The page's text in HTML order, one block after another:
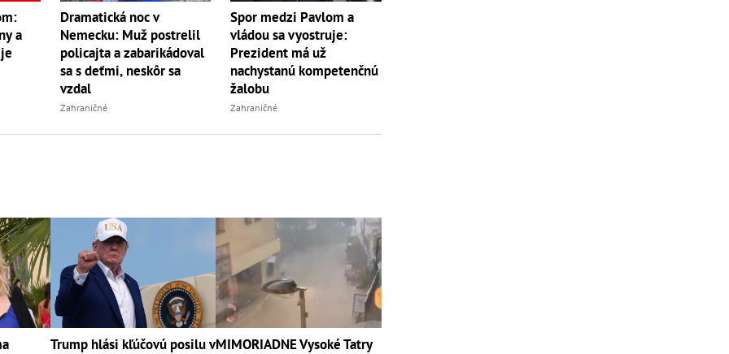
a
Dramatická noc v
Nemecku: Muž postrelil
policajta a zabarikádoval
sa s deťmi, neskôr sa
vzdal
Zahraničné
Spor medzi Pavlom a
vládou sa vyostruje:
Prezident má už
nachystanú kompetenčnú
žalobu
Zahraničné
Trump hlási kľúčovú posilu vMIMORIADNE Vysoké Tatry